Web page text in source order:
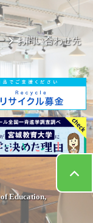
お問い合わせ先
Education,